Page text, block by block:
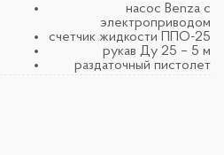
насос Benza с
электроприводом
счетчик жидкости ППО-25
рукав Ду 25 – 5 м
раздаточный пистолет